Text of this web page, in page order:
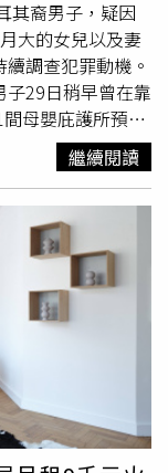
醫師已向警方通
否涉及疏失，以
當地衛生官員指
中最危險的併發症
時間內便可能危
提供一般資訊，絕
建議完成產檢，並
產，切勿自行仿效
其裔男子，疑因
大的女兒以及妻
調查犯罪動機。
29日稍早曾在靠
母嬰庇護所預約
、
女嬰母親，以
與2名男性受害者
6人則在送醫後宣
Steinmeier）
，發生如此嚴重
的大規模槍擊事
在漢堡1間禮拜
對大規模殺戮
黑
方曾警告民眾遠
公眾不構成進一
卵石、兩側為紅
與便衣警察均在
繼續閱讀